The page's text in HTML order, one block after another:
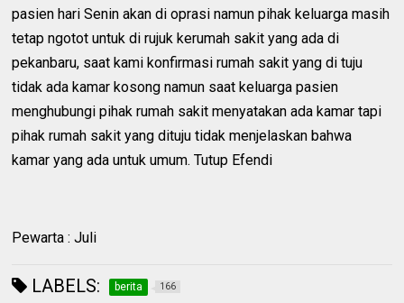
pasien hari Senin akan di oprasi namun pihak keluarga masih
tetap ngotot untuk di rujuk kerumah sakit yang ada di
pekanbaru, saat kami konfirmasi rumah sakit yang di tuju
tidak ada kamar kosong namun saat keluarga pasien
menghubungi pihak rumah sakit menyatakan ada kamar tapi
pihak rumah sakit yang dituju tidak menjelaskan bahwa
kamar yang ada untuk umum. Tutup Efendi
Pewarta : Juli
LABELS: berita 166